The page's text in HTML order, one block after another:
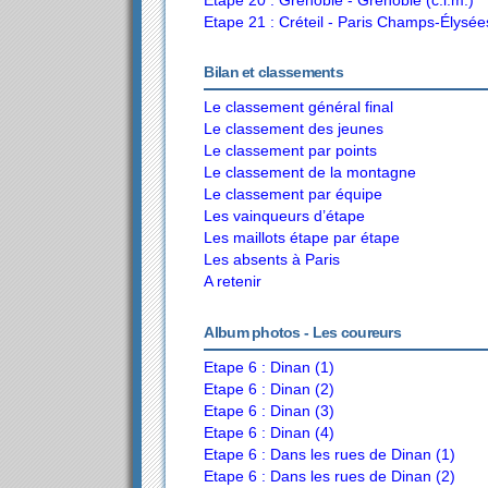
Etape 21 : Créteil - Paris Champs-
Bilan et classements
Le classement général final
Le classement des jeunes
Le classement par points
Le classement de la montagne
Le classement par équipe
Les vainqueurs d’étape
Les maillots étape par étape
Les absents à Paris
A retenir
Album photos - Les coureurs
Etape 6 : Dinan (1)
Etape 6 : Dinan (2)
Etape 6 : Dinan (3)
Etape 6 : Dinan (4)
Etape 6 : Dans les rues de Dinan (1)
Etape 6 : Dans les rues de Dinan (2)